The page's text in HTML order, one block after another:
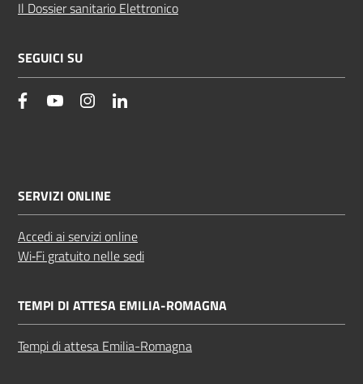
Il Dossier sanitario Elettronico
SEGUICI SU
facebookYouTube Instagram
SERVIZI ONLINE
Accedi ai servizi online
Wi‑Fi gratuito nelle sedi
TEMPI DI ATTESA EMILIA-ROMAGNA
Tempi di attesa Emilia-Romagna